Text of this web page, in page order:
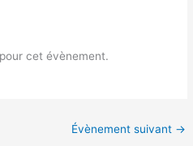
cet évènement.
Évènement suivant →